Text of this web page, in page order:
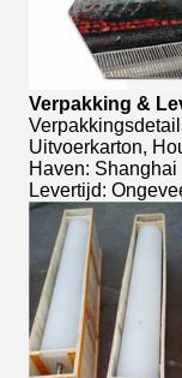
Verpakking &
Uitvoerkarton,
Haven:
Levertijd: